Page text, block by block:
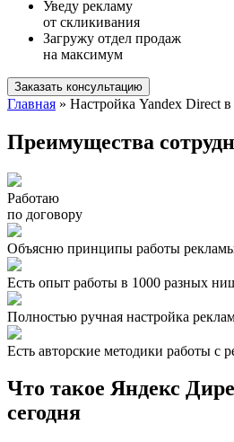
Уведу рекламу
от скликивания
Загружу отдел продаж
на максимум
Заказать консультацию
Главная » Настройка Yandex Direct в
Преимущества
Работаю
по договору
Объясню принципы работы
Есть опыт работы в 1000 разных
Полностью ручная настройка
Есть авторские методики работы с
Что такое Яндекс
сегодня